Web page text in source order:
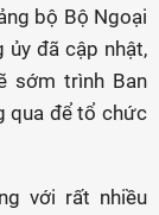
bộ Bộ Ngoại
ủy đã cập nhật,
sớm trình Ban
qua để tổ chức
với rất nhiều